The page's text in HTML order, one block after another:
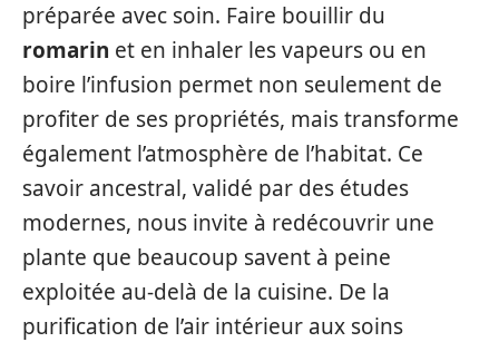
préparée avec soin. Faire bouillir du
romarin et en inhaler les vapeurs ou en
boire l’infusion permet non seulement de
profiter de ses propriétés, mais transforme
également l’atmosphère de l’habitat. Ce
savoir ancestral, validé par des études
modernes, nous invite à redécouvrir une
plante que beaucoup savent à peine
exploitée au-delà de la cuisine. De la
purification de l’air intérieur aux soins